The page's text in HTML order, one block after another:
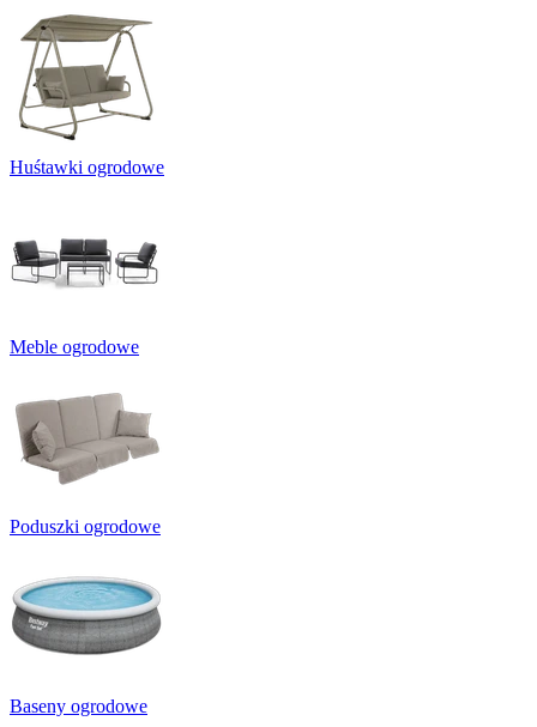
Huśtawki ogrodowe
Meble ogrodowe
Poduszki ogrodowe
Baseny ogrodowe